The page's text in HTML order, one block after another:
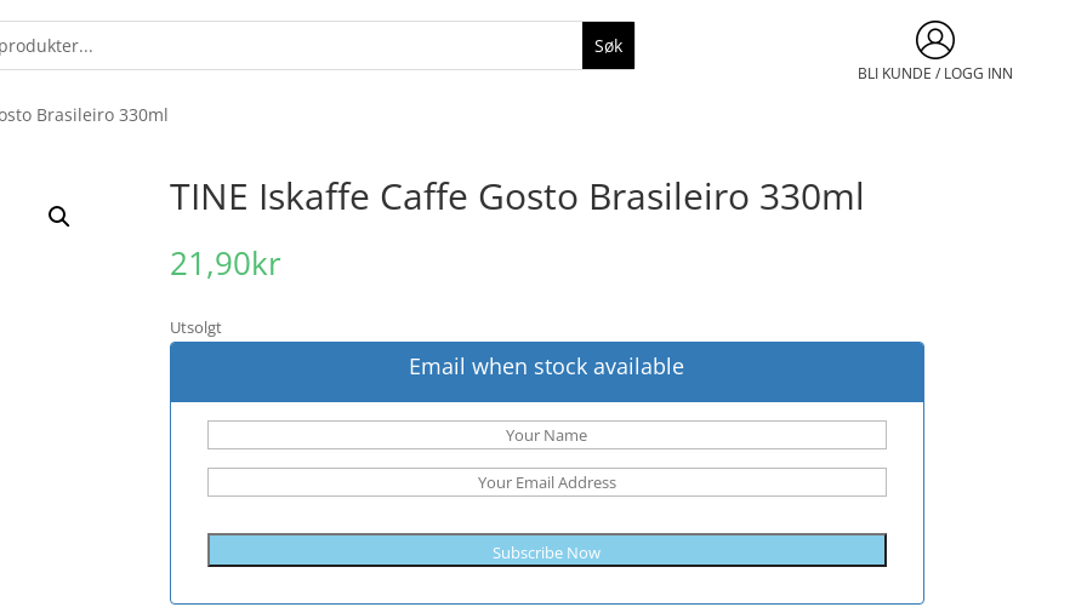
BLI KUNDE / LOGG INN
Brasileiro 330ml
TINE Iskaffe Caffe Gosto Brasileiro 330ml
21,90kr
Utsolgt
Email when stock available
Subscribe Now